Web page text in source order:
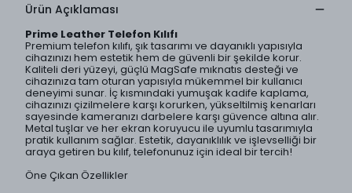
Ürün Açıklaması
Prime Leather Telefon Kılıfı
Premium telefon kılıfı, şık tasarımı ve dayanıklı yapısıyla
cihazınızı hem estetik hem de güvenli bir şekilde korur.
Kaliteli deri yüzeyi, güçlü MagSafe mıknatıs desteği ve
cihazınıza tam oturan yapısıyla mükemmel bir kullanıcı
deneyimi sunar. İç kısmındaki yumuşak kadife kaplama,
cihazınızı çizilmelere karşı korurken, yükseltilmiş kenarları
sayesinde kameranızı darbelere karşı güvence altına alır.
Metal tuşlar ve her ekran koruyucu ile uyumlu tasarımıyla
pratik kullanım sağlar. Estetik, dayanıklılık ve işlevselliği bir
araya getiren bu kılıf, telefonunuz için ideal bir tercih!
Öne Çıkan Özellikler